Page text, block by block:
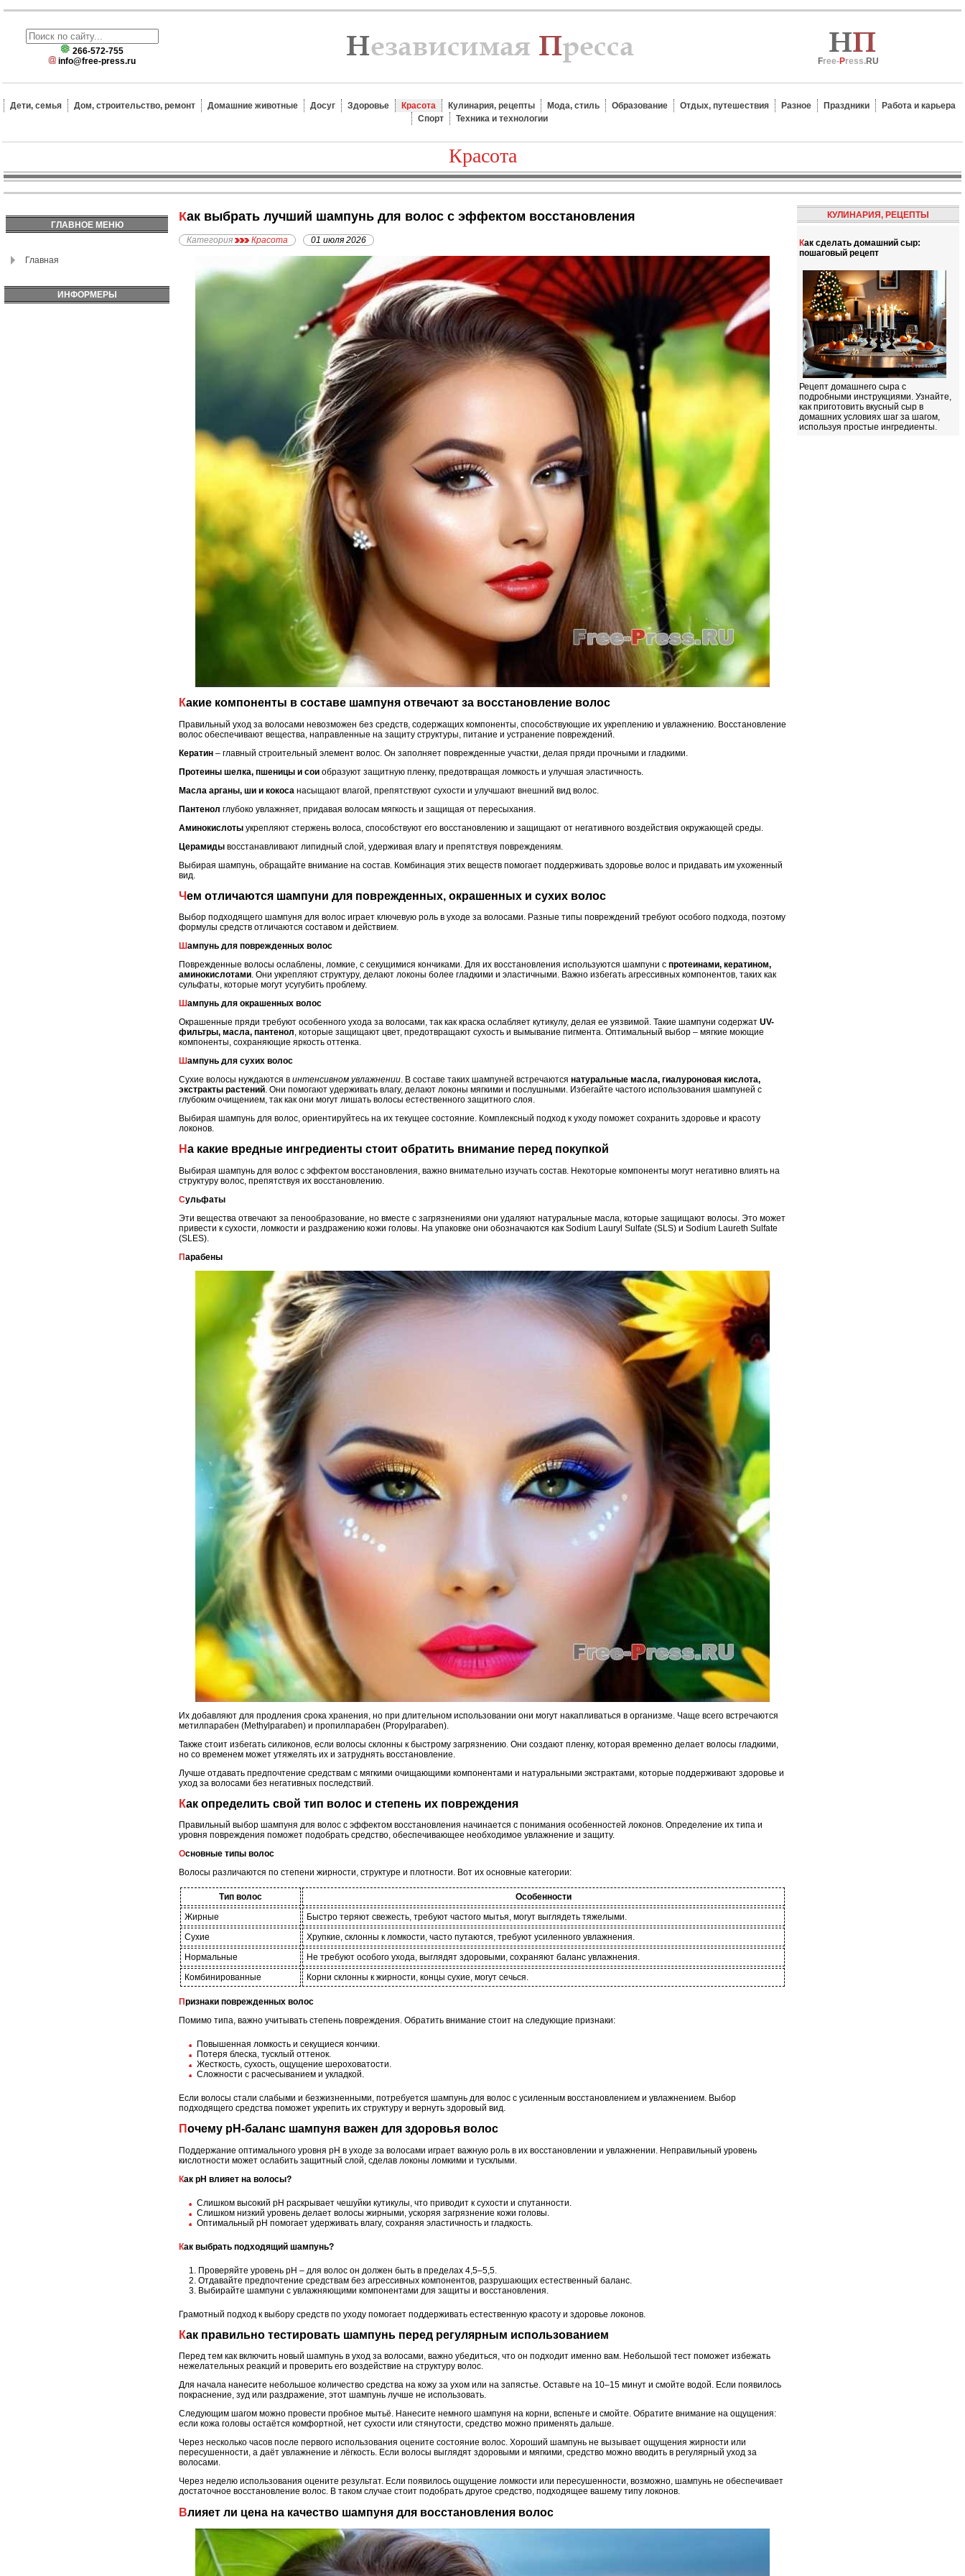
266-572-755
info@free-press.ru
Free-Press.RU
Дети, семья Дом, строительство, ремонт Домашние животные Досуг Здоровье Красота Кулинария, рецепты Мода, стиль Образование Отдых, путешествия Разное Праздники
Работа и карьера
Спорт
Техника и технологии
Красота
ГЛАВНОЕ МЕНЮ
Главная
ИНФОРМЕРЫ
Как выбрать лучший шампунь для волос с эффектом восстановления
Категория Красота 01 июля 2026
Какие компоненты в составе шампуня отвечают за восстановление волос
Правильный уход за волосами невозможен без средств, содержащих компоненты, способствующие их укреплению и увлажнению. Восстановление
волос обеспечивают вещества, направленные на защиту структуры, питание и устранение повреждений.
Кератин – главный строительный элемент волос. Он заполняет поврежденные участки, делая пряди прочными и гладкими.
Протеины шелка, пшеницы и сои образуют защитную пленку, предотвращая ломкость и улучшая эластичность.
Масла арганы, ши и кокоса насыщают влагой, препятствуют сухости и улучшают внешний вид волос.
Пантенол глубоко увлажняет, придавая волосам мягкость и защищая от пересыхания.
Аминокислоты укрепляют стержень волоса, способствуют его восстановлению и защищают от негативного воздействия окружающей среды.
Церамиды восстанавливают липидный слой, удерживая влагу и препятствуя повреждениям.
Выбирая шампунь, обращайте внимание на состав. Комбинация этих веществ помогает поддерживать здоровье волос и придавать им ухоженный
вид.
Чем отличаются шампуни для поврежденных, окрашенных и сухих волос
Выбор подходящего шампуня для волос играет ключевую роль в уходе за волосами. Разные типы повреждений требуют особого подхода, поэтому
формулы средств отличаются составом и действием.
Шампунь для поврежденных волос
Поврежденные волосы ослаблены, ломкие, с секущимися кончиками. Для их восстановления используются шампуни с протеинами, кератином,
аминокислотами. Они укрепляют структуру, делают локоны более гладкими и эластичными. Важно избегать агрессивных компонентов, таких как
сульфаты, которые могут усугубить проблему.
Шампунь для окрашенных волос
Окрашенные пряди требуют особенного ухода за волосами, так как краска ослабляет кутикулу, делая ее уязвимой. Такие шампуни содержат UV-
фильтры, масла, пантенол, которые защищают цвет, предотвращают сухость и вымывание пигмента. Оптимальный выбор – мягкие моющие
компоненты, сохраняющие яркость оттенка.
Шампунь для сухих волос
Сухие волосы нуждаются в интенсивном увлажнении. В составе таких шампуней встречаются натуральные масла, гиалуроновая кислота,
экстракты растений. Они помогают удерживать влагу, делают локоны мягкими и послушными. Избегайте частого использования шампуней с
глубоким очищением, так как они могут лишать волосы естественного защитного слоя.
Выбирая шампунь для волос, ориентируйтесь на их текущее состояние. Комплексный подход к уходу поможет сохранить здоровье и красоту
локонов.
На какие вредные ингредиенты стоит обратить внимание перед покупкой
Выбирая шампунь для волос с эффектом восстановления, важно внимательно изучать состав. Некоторые компоненты могут негативно влиять на
структуру волос, препятствуя их восстановлению.
Сульфаты
Эти вещества отвечают за пенообразование, но вместе с загрязнениями они удаляют натуральные масла, которые защищают волосы. Это может
привести к сухости, ломкости и раздражению кожи головы. На упаковке они обозначаются как Sodium Lauryl Sulfate (SLS) и Sodium Laureth Sulfate
(SLES).
Парабены
Их добавляют для продления срока хранения, но при длительном использовании они могут накапливаться в организме. Чаще всего встречаются
метилпарабен (Methylparaben) и пропилпарабен (Propylparaben).
Также стоит избегать силиконов, если волосы склонны к быстрому загрязнению. Они создают пленку, которая временно делает волосы гладкими,
но со временем может утяжелять их и затруднять восстановление.
Лучше отдавать предпочтение средствам с мягкими очищающими компонентами и натуральными экстрактами, которые поддерживают здоровье и
уход за волосами без негативных последствий.
Как определить свой тип волос и степень их повреждения
Правильный выбор шампуня для волос с эффектом восстановления начинается с понимания особенностей локонов. Определение их типа и
уровня повреждения поможет подобрать средство, обеспечивающее необходимое увлажнение и защиту.
Основные типы волос
Волосы различаются по степени жирности, структуре и плотности. Вот их основные категории:
Тип волос
Особенности
Жирные
Быстро теряют свежесть, требуют частого мытья, могут выглядеть тяжелыми.
Сухие
Хрупкие, склонны к ломкости, часто путаются, требуют усиленного увлажнения.
Нормальные
Не требуют особого ухода, выглядят здоровыми, сохраняют баланс увлажнения.
Комбинированные
Корни склонны к жирности, концы сухие, могут сечься.
Признаки поврежденных волос
Помимо типа, важно учитывать степень повреждения. Обратить внимание стоит на следующие признаки:
Повышенная ломкость и секущиеся кончики.
Потеря блеска, тусклый оттенок.
Жесткость, сухость, ощущение шероховатости.
Сложности с расчесыванием и укладкой.
Если волосы стали слабыми и безжизненными, потребуется шампунь для волос с усиленным восстановлением и увлажнением. Выбор
подходящего средства поможет укрепить их структуру и вернуть здоровый вид.
Почему pH-баланс шампуня важен для здоровья волос
Поддержание оптимального уровня pH в уходе за волосами играет важную роль в их восстановлении и увлажнении. Неправильный уровень
кислотности может ослабить защитный слой, сделав локоны ломкими и тусклыми.
Как pH влияет на волосы?
Слишком высокий pH раскрывает чешуйки кутикулы, что приводит к сухости и спутанности.
Слишком низкий уровень делает волосы жирными, ускоряя загрязнение кожи головы.
Оптимальный pH помогает удерживать влагу, сохраняя эластичность и гладкость.
Как выбрать подходящий шампунь?
Проверяйте уровень pH – для волос он должен быть в пределах 4,5–5,5.
Отдавайте предпочтение средствам без агрессивных компонентов, разрушающих естественный баланс.
Выбирайте шампуни с увлажняющими компонентами для защиты и восстановления.
Грамотный подход к выбору средств по уходу помогает поддерживать естественную красоту и здоровье локонов.
Как правильно тестировать шампунь перед регулярным использованием
Перед тем как включить новый шампунь в уход за волосами, важно убедиться, что он подходит именно вам. Небольшой тест поможет избежать
нежелательных реакций и проверить его воздействие на структуру волос.
Для начала нанесите небольшое количество средства на кожу за ухом или на запястье. Оставьте на 10–15 минут и смойте водой. Если появилось
покраснение, зуд или раздражение, этот шампунь лучше не использовать.
Следующим шагом можно провести пробное мытьё. Нанесите немного шампуня на корни, вспеньте и смойте. Обратите внимание на ощущения:
если кожа головы остаётся комфортной, нет сухости или стянутости, средство можно применять дальше.
Через несколько часов после первого использования оцените состояние волос. Хороший шампунь не вызывает ощущения жирности или
пересушенности, а даёт увлажнение и лёгкость. Если волосы выглядят здоровыми и мягкими, средство можно вводить в регулярный уход за
волосами.
Через неделю использования оцените результат. Если появилось ощущение ломкости или пересушенности, возможно, шампунь не обеспечивает
достаточное восстановление волос. В таком случае стоит подобрать другое средство, подходящее вашему типу локонов.
Влияет ли цена на качество шампуня для восстановления волос
КУЛИНАРИЯ, РЕЦЕПТЫ
Как сделать домашний сыр:
пошаговый рецепт
Рецепт домашнего сыра с
подробными инструкциями. Узнайте,
как приготовить вкусный сыр в
домашних условиях шаг за шагом,
используя простые ингредиенты.